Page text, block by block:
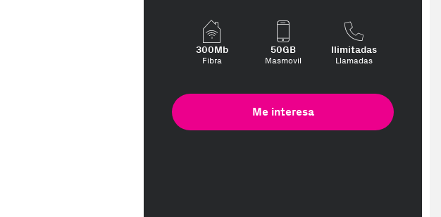
Orders are shipped in 2-3 working days. Delivery times (3-10 days) might be
300Mb
Fibra
50GB
Masmovil
Ilimitadas
Llamadas
Me interesa